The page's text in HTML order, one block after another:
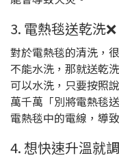
3. 電熱毯送乾洗❌
對於電熱毯的清洗，
不能水洗，那就送乾
可以水洗，只要按照
萬千萬「別將電熱毯
電熱毯中的電線，導
4. 想快速升溫就